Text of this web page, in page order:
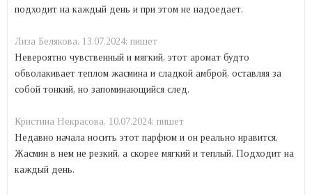
подходит на каждый день и при этом не надоедает.
Лиза Белякова, 13.07.2024: пишет
Невероятно чувственный и мягкий, этот аромат будто
обволакивает теплом жасмина и сладкой амброй, оставляя за
собой тонкий, но запоминающийся след.
Кристина Некрасова, 10.07.2024: пишет
Недавно начала носить этот парфюм и он реально нравится.
Жасмин в нем не резкий, а скорее мягкий и теплый. Подходит на
каждый день.